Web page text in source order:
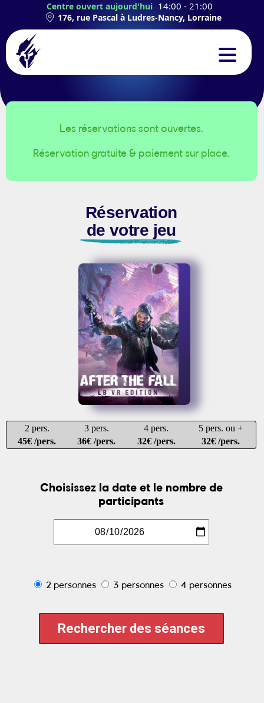
Centre ouvert aujourd'hui 14:00 - 21:00
176, rue Pascal à Ludres-Nancy, Lorraine
EXPÉRIENCES
TEAMBUILDING
Les réservations sont ouvertes.
Réservation gratuite & paiement sur place.
Réservation
de votre jeu
2 pers. 3 pers. 4 pers.
5 pers. ou +
45€ /pers.
36€ /pers. 32€ /pers. 32€ /pers.
Choisissez la date et le nombre de
participants
2 personnes 3 personnes 4 personnes